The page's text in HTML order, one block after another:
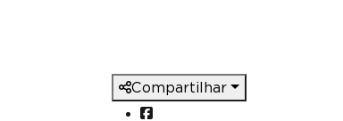
Compartilhar